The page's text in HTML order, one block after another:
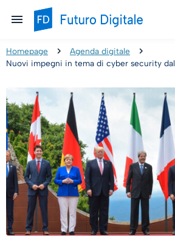
Homepage
Agenda digitale
Nuovi impegni in tema di cyber security